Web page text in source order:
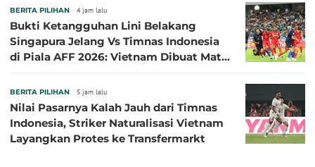
BERITA PILIHAN 4 jam lalu
Bukti Ketangguhan Lini Belakang
Singapura Jelang Vs Timnas Indonesia
di Piala AFF 2026: Vietnam Dibuat Mati
BERITA PILIHAN 5 jam lalu
Nilai Pasarnya Kalah Jauh dari Timnas
Indonesia, Striker Naturalisasi Vietnam
Layangkan Protes ke Transfermarkt